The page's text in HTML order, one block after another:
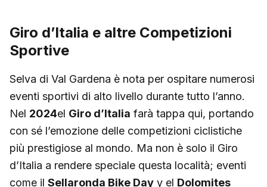
Giro d’Italia e altre Competizioni
Sportive
Selva di Val Gardena è nota per ospitare numerosi
eventi sportivi di alto livello durante tutto l’anno.
Nel 2024el Giro d’Italia farà tappa qui, portando
con sé l’emozione delle competizioni ciclistiche
più prestigiose al mondo. Ma non è solo il Giro
d’Italia a rendere speciale questa località; eventi
come il Sellaronda Bike Day y el Dolomites